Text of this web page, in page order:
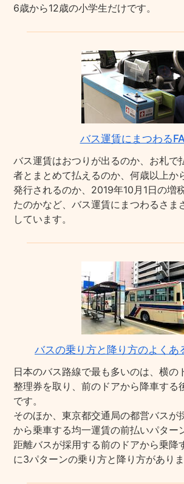
6歳から12歳の小学生だけです。
バス運賃にまつわる
バス運賃はおつりが出るのか、お札で
者とまとめて払えるのか、何歳以上か
発行されるのか、2019年10月1日の増
たのかなど、バス運賃にまつわるさま
しています。
バスの乗り方と降り方のよくあ
日本のバス路線で最も多いのは、横の
整理券を取り、前のドアから降車する
です。
そのほか、東京都交通局の都営バスが
から乗車する均一運賃の前払いパター
距離バスが採用する前のドアから乗降
に3パターンの乗り方と降り方がありま